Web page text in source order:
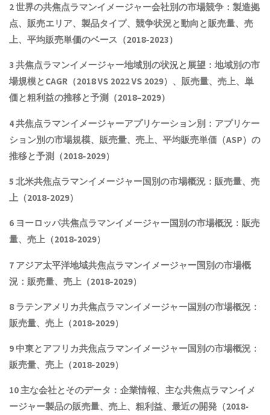
2 世界の共焦点ラマンイメージャー会社別の市場競争：製造拠
点、販売エリア、製品タイプ、競争状況と動向と販売量、売
上、平均販売単価のベース（2018-2023）
3 共焦点ラマンイメージャー地域別の状況と展望：地域別の市
場規模とCAGR（2018 VS 2022 VS 2029）、販売量、売上、単
価と粗利益の推移と予測（2018–2029）
4 共焦点ラマンイメージャーアプリケーション別：アプリケー
ション別の市場規模、 販売量、売上、平均販売単価（ASP）の
推移と予測（2018-2029）
5 北米共焦点ラマンイメージャー国別の市場概況：販売量、売
上（2018-2029）
6 ヨーロッパ共焦点ラマンイメージャー国別の市場概況：販売
量、売上（2018-2029）
7 アジア太平洋地域共焦点ラマンイメージャー国別の市場概
況：販売量、売上（2018-2029）
8 ラテンアメリカ共焦点ラマンイメージャー国別の市場概況：
販売量、売上（2018-2029）
9 中東とアフリカ共焦点ラマンイメージャー国別の市場概況：
販売量、売上（2018-2029）
10 主な会社とそのデータ：企業情報、主な共焦点ラマンイメ
ージャー製品の販売量、売上、粗利益、最近の開発（2018-